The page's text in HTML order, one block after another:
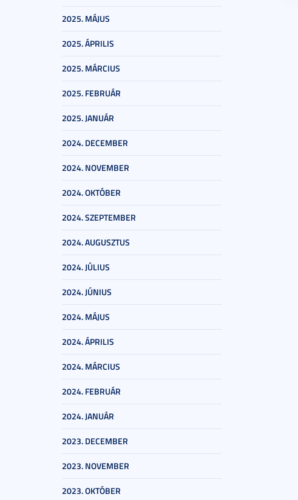
2025. MÁJUS
2025. ÁPRILIS
2025. MÁRCIUS
2025. FEBRUÁR
2025. JANUÁR
2024. DECEMBER
2024. NOVEMBER
2024. OKTÓBER
2024. SZEPTEMBER
2024. AUGUSZTUS
2024. JÚLIUS
2024. JÚNIUS
2024. MÁJUS
2024. ÁPRILIS
2024. MÁRCIUS
2024. FEBRUÁR
2024. JANUÁR
2023. DECEMBER
2023. NOVEMBER
2023. OKTÓBER